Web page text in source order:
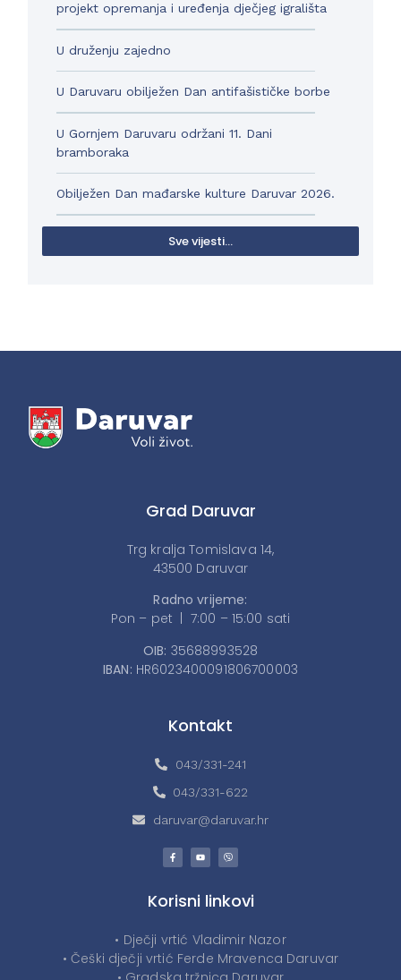
projekt opremanja i uređenja dječjeg igrališta
U druženju zajedno
U Daruvaru obilježen Dan antifašističke borbe
U Gornjem Daruvaru održani 11. Dani
bramboraka
Obilježen Dan mađarske kulture Daruvar 2026.
Sve vijesti...
Grad Daruvar
Trg kralja Tomislava 14,
43500 Daruvar
Radno vrijeme:
Pon – pet | 7:00 – 15:00 sati
OIB: 35688993528
IBAN: HR6023400091806700003
Kontakt
043/331-241
043/331-622
daruvar@daruvar.hr
Korisni linkovi
• Dječji vrtić Vladimir Nazor
• Češki dječji vrtić Ferde Mravenca Daruvar